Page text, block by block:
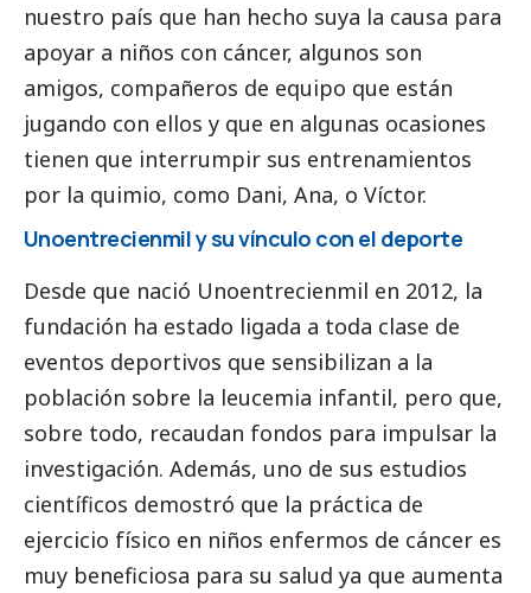
nuestro país que han hecho suya la causa para
apoyar a niños con cáncer, algunos son
amigos, compañeros de equipo que están
jugando con ellos y que en algunas ocasiones
tienen que interrumpir sus entrenamientos
por la quimio, como Dani, Ana, o Víctor.
Unoentrecienmil y su vínculo con el deporte
Desde que nació Unoentrecienmil en 2012, la
fundación ha estado ligada a toda clase de
eventos deportivos que sensibilizan a la
población sobre la leucemia infantil, pero que,
sobre todo, recaudan fondos para impulsar la
investigación. Además, uno de sus estudios
científicos demostró que la práctica de
ejercicio físico en niños enfermos de cáncer es
muy beneficiosa para su salud ya que aumenta